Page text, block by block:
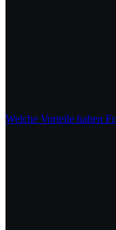
Welche Vorteile haben